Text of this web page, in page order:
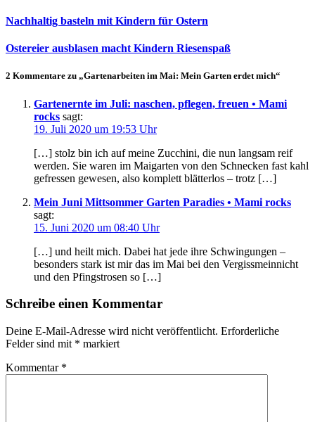
Nachhaltig basteln mit Kindern für Ostern
Ostereier ausblasen macht Kindern Riesenspaß
2 Kommentare zu „Gartenarbeiten im Mai: Mein Garten erdet mich“
Gartenernte im Juli: naschen, pflegen, freuen • Mami
rocks sagt:
19. Juli 2020 um 19:53 Uhr
[…] stolz bin ich auf meine Zucchini, die nun langsam reif
werden. Sie waren im Maigarten von den Schnecken fast kahl
gefressen gewesen, also komplett blätterlos – trotz […]
Mein Juni Mittsommer Garten Paradies • Mami rocks
sagt:
15. Juni 2020 um 08:40 Uhr
[…] und heilt mich. Dabei hat jede ihre Schwingungen –
besonders stark ist mir das im Mai bei den Vergissmeinnicht
und den Pfingstrosen so […]
Schreibe einen Kommentar
Deine E-Mail-Adresse wird nicht veröffentlicht. Erforderliche
Felder sind mit * markiert
Kommentar *